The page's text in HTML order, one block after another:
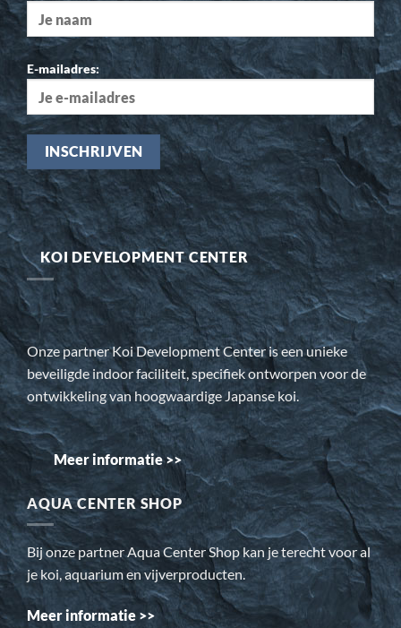
E-mailadres:
KOI DEVELOPMENT CENTER
Onze partner Koi Development Center is een unieke
beveiligde indoor faciliteit, specifiek ontworpen voor de
ontwikkeling van hoogwaardige Japanse koi.
Meer informatie >>
AQUA CENTER SHOP
Bij onze partner Aqua Center Shop kan je terecht voor al
je koi, aquarium en vijverproducten.
Meer informatie >>